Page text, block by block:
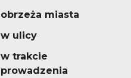
obrzeża miasta
w ulicy
w trakcie
prowadzenia